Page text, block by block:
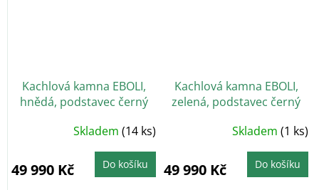
Kachlová kamna EBOLI,
hnědá, podstavec černý
Skladem (14 ks)
49 990 Kč Do košíku
Kachlová kamna EBOLI,
zelená, podstavec černý
Skladem (1 ks)
49 990 Kč Do košíku